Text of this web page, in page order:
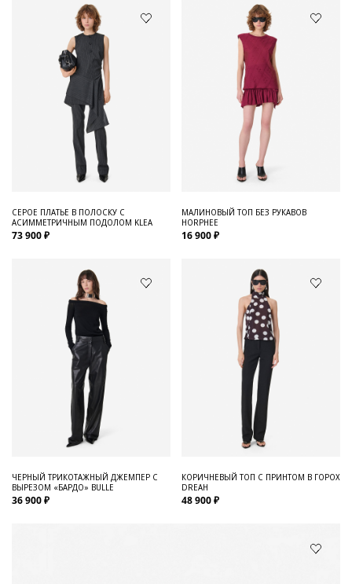
СЕРОЕ ПЛАТЬЕ В ПОЛОСКУ С
АСИММЕТРИЧНЫМ ПОДОЛОМ KLEA
73 900 ₽
МАЛИНОВЫЙ ТОП БЕЗ РУКАВОВ
HORPHEE
16 900 ₽
ЧЕРНЫЙ ТРИКОТАЖНЫЙ ДЖЕМПЕР С
ВЫРЕЗОМ «БАРДО» BULLE
36 900 ₽
КОРИЧНЕВЫЙ ТОП С ПРИНТОМ В ГОРОХ
DREAH
48 900 ₽